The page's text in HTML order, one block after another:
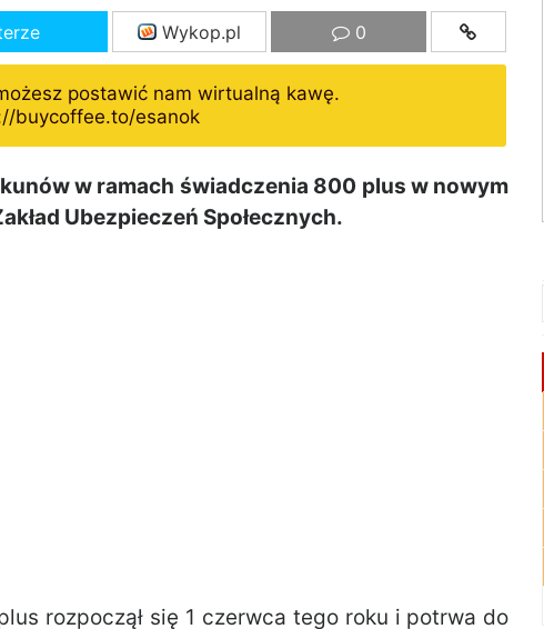
Wykop.pl 0
postawić nam wirtualną kawę.
buycoffee.to/esanok
w ramach świadczenia 800 plus w nowym
Ubezpieczeń Społecznych.
rozpoczął się 1 czerwca tego roku i potrwa do